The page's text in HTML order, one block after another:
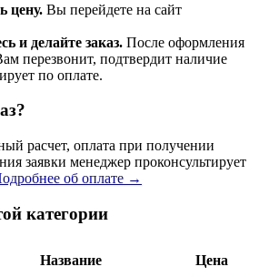
цену. Вы перейдете на сайт
и делайте заказ. После оформления
перезвонит, подтвердит наличие
по оплате.
расчет, оплата при получении
заявки менеджер проконсультирует
об оплате →
категории
Название Цена